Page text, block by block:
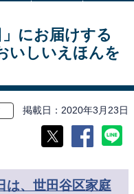
」にお届けする
しいえほんを
掲載日 2020年3月23日
は、世田谷区家庭